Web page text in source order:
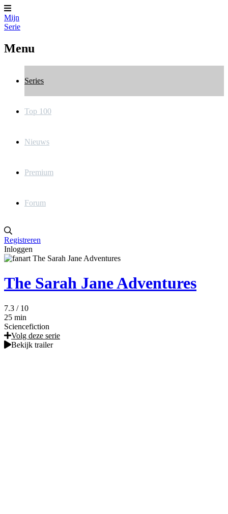
Mijn
Serie
Menu
Series
Top 100
Nieuws
Premium
Forum
Registreren
Inloggen
The Sarah Jane Adventures
7.3 / 10
25 min
Sciencefiction
Volg deze serie
Bekijk trailer